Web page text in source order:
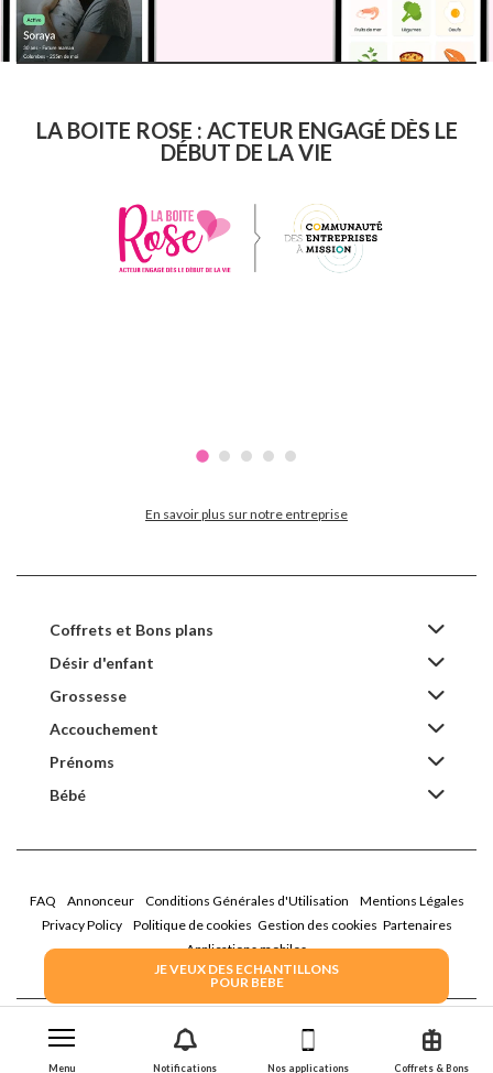
Coffrets & Bons
Nos applications
Notifications
Menu
JE VEUX DES ECHANTILLONS
POUR BEBE
LA BOITE ROSE : ACTEUR ENGAGÉ DÈS LE
DÉBUT DE LA VIE
En savoir plus sur notre entreprise
Coffrets et Bons plans
Désir d'enfant
Grossesse
Accouchement
Prénoms
Bébé
FAQ Annonceur Conditions Générales d'Utilisation
Mentions Légales
Privacy Policy
Politique de cookies Gestion des cookies Partenaires
Applications mobiles
2026 Family Service - La Boîte Rose